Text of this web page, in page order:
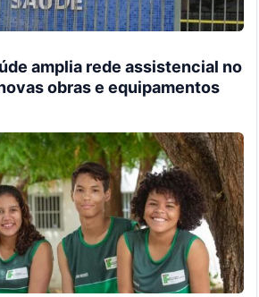
amplia rede assistencial no
obras e equipamentos